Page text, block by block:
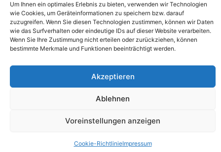
Um Ihnen ein optimales Erlebnis zu bieten, verwenden wir Technologien
wie Cookies, um Geräteinformationen zu speichern bzw. darauf
zuzugreifen. Wenn Sie diesen Technologien zustimmen, können wir Daten
wie das Surfverhalten oder eindeutige IDs auf dieser Website verarbeiten.
Wenn Sie Ihre Zustimmung nicht erteilen oder zurückziehen, können
bestimmte Merkmale und Funktionen beeinträchtigt werden.
Akzeptieren
Ablehnen
Voreinstellungen anzeigen
Cookie-RichtlinieImpressum
Peter-Leardi-Weg 4, 8054 Graz
Steiermark / Österreich​
info@campingbergler.at​
Impressum
AGB
Widerrufsrecht und Formular
Datenschutzerklärung